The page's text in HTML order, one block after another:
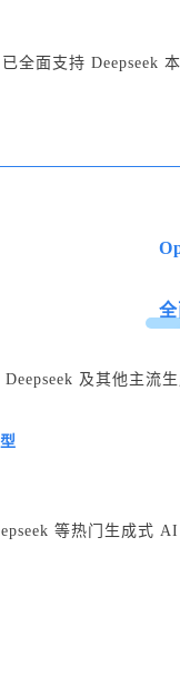
已全面支持 Deepseek
及其他主
等热门生成式 AI